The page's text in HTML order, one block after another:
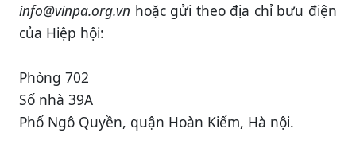
info@vinpa.org.vn hoặc gửi theo địa chỉ bưu điện
của Hiệp hội:
Phòng 702
Số nhà 39A
Phố Ngô Quyền, quận Hoàn Kiếm, Hà nội.